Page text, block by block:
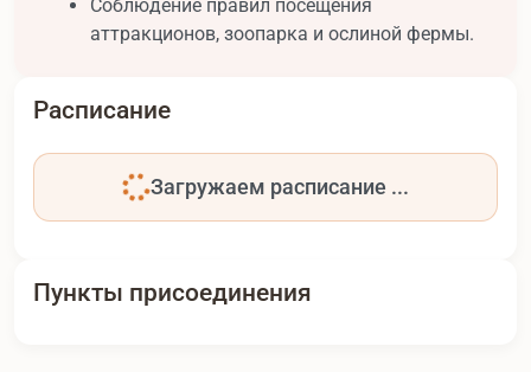
Соблюдение правил посещения
аттракционов, зоопарка и ослиной фермы.
Расписание
Загружаем расписание ...
Пункты присоединения